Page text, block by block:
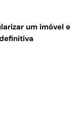
um imóvel e